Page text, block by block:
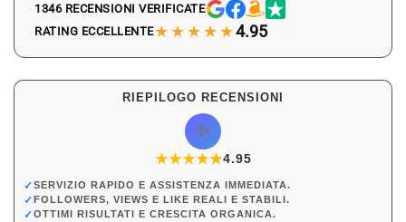
1346 RECENSIONI VERIFICATE
RATING ECCELLENTE★★★★★4.95
RIEPILOGO RECENSIONI
✨
★★★★★
★4.95
✓SERVIZIO RAPIDO E ASSISTENZA IMMEDIATA.
✓FOLLOWERS, VIEWS E LIKE REALI E STABILI.
✓OTTIMI RISULTATI E CRESCITA ORGANICA.